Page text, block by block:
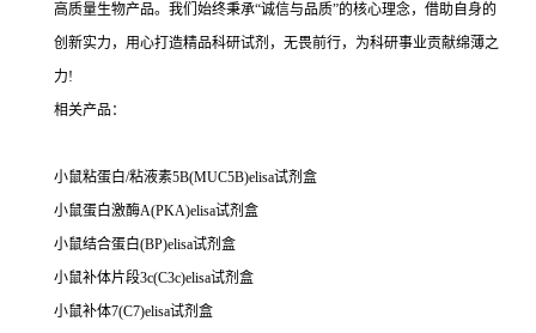
高质量生物产品。我们始终秉承“诚信与品质”的核心理念，借助自身的
创新实力，用心打造精品科研试剂，无畏前行，为科研事业贡献绵薄之
力!
相关产品：
小鼠粘蛋白/粘液素5B(MUC5B)elisa试剂盒
小鼠蛋白激酶A(PKA)elisa试剂盒
小鼠结合蛋白(BP)elisa试剂盒
小鼠补体片段3c(C3c)elisa试剂盒
小鼠补体7(C7)elisa试剂盒